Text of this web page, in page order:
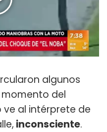
algunos
del
al intérprete de
inconsciente.